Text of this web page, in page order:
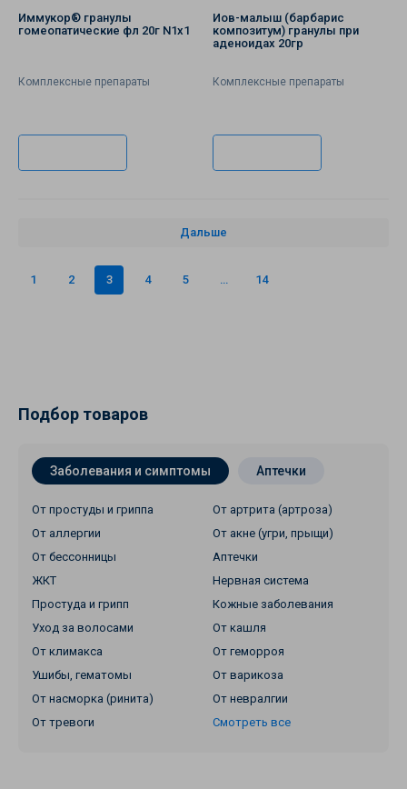
Иммукор® гранулы
гомеопатические фл 20г N1x1
Комплексные препараты
Иов-малыш (барбарис
композитум) гранулы при
аденоидах 20гр
Комплексные препараты
Дальше
1 2 3 4 5 … 14
Подбор товаров
Заболевания и симптомы Аптечки
От простуды и гриппа
От артрита (артроза)
От аллергии
От акне (угри, прыщи)
От бессонницы
Аптечки
ЖКТ
Нервная система
Простуда и грипп
Кожные заболевания
Уход за волосами
От кашля
От климакса
От геморроя
Ушибы, гематомы
От варикоза
От насморка (ринита)
От невралгии
От тревоги
Смотреть все